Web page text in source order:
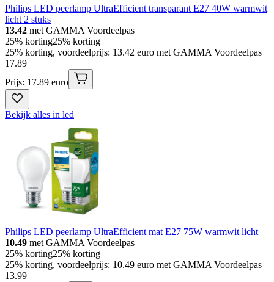
Philips LED peerlamp UltraEfficient transparant E27 40W warmwit
licht 2 stuks
13.42 met GAMMA Voordeelpas
25% korting25% korting
25% korting, voordeelprijs: 13.42 euro met GAMMA Voordeelpas
17.89
Prijs: 17.89 euro
Bekijk alles in led
Philips LED peerlamp UltraEfficient mat E27 75W warmwit licht
10.49 met GAMMA Voordeelpas
25% korting25% korting
25% korting, voordeelprijs: 10.49 euro met GAMMA Voordeelpas
13.99